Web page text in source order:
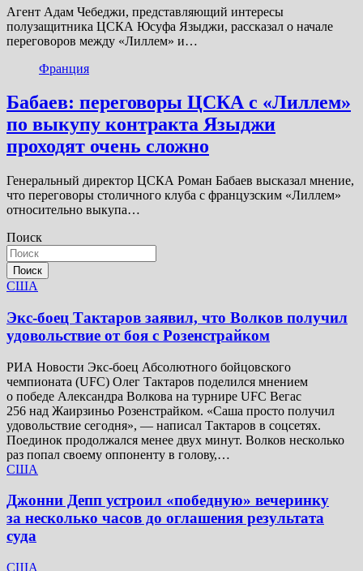
Агент Адам Чебеджи, представляющий интересы
полузащитника ЦСКА Юсуфа Языджи, рассказал о начале
переговоров между «Лиллем» и…
Франция
Бабаев: переговоры ЦСКА с «Лиллем»
по выкупу контракта Языджи
проходят очень сложно
Генеральный директор ЦСКА Роман Бабаев высказал мнение,
что переговоры столичного клуба с французским «Лиллем»
относительно выкупа…
Поиск
Поиск
США
Экс-боец Тактаров заявил, что Волков получил
удовольствие от боя с Розенстрайком
РИА Новости Экс-боец Абсолютного бойцовского
чемпионата (UFC) Олег Тактаров поделился мнением
о победе Александра Волкова на турнире UFC Вегас
256 над Жаирзиньо Розенстрайком. «Саша просто получил
удовольствие сегодня», — написал Тактаров в соцсетях.
Поединок продолжался менее двух минут. Волков несколько
раз попал своему оппоненту в голову,…
США
Джонни Депп устроил «победную» вечеринку
за несколько часов до оглашения результата
суда
США